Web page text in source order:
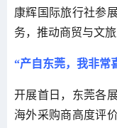
康辉国际旅行社参
务，推动商贸与文旅
“产自东莞，我非
开展首日，东莞各
海外采购商高度评